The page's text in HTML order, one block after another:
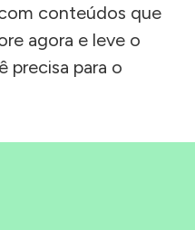
conteúdos que
agora e leve o
precisa para o